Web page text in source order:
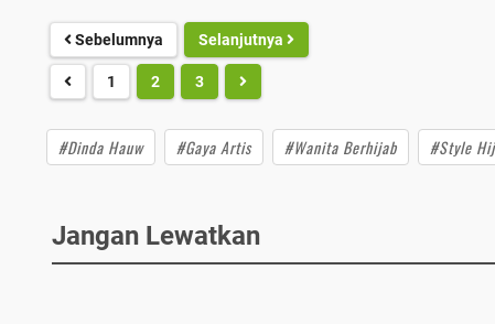
Sebelumnya Selanjutnya
1 2 3
#Dinda Hauw #Gaya Artis #Wanita Berhijab #Style
Jangan Lewatkan